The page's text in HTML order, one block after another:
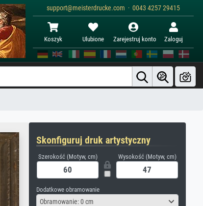
support@meisterdrucke.com · 0043 4257 29415
Koszyk Ulubione Zarejestruj konto Zaloguj
Skonfiguruj druk artystyczny
Szerokość (Motyw, cm) Wysokość (Motyw, cm)
Dodatkowe obramowanie
Obramowanie: 0 cm